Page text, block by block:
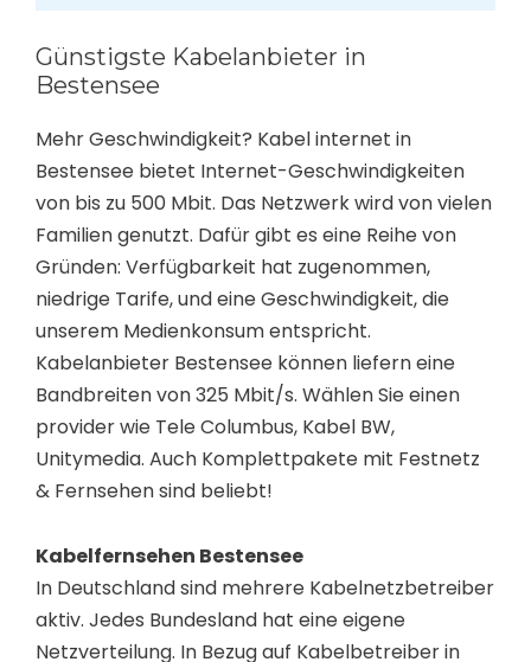
Günstigste Kabelanbieter in
Bestensee
Mehr Geschwindigkeit? Kabel internet in
Bestensee bietet Internet-Geschwindigkeiten
von bis zu 500 Mbit. Das Netzwerk wird von vielen
Familien genutzt. Dafür gibt es eine Reihe von
Gründen: Verfügbarkeit hat zugenommen,
niedrige Tarife, und eine Geschwindigkeit, die
unserem Medienkonsum entspricht.
Kabelanbieter Bestensee können liefern eine
Bandbreiten von 325 Mbit/s. Wählen Sie einen
provider wie Tele Columbus, Kabel BW,
Unitymedia. Auch Komplettpakete mit Festnetz
& Fernsehen sind beliebt!
Kabelfernsehen Bestensee
In Deutschland sind mehrere Kabelnetzbetreiber
aktiv. Jedes Bundesland hat eine eigene
Netzverteilung. In Bezug auf Kabelbetreiber in